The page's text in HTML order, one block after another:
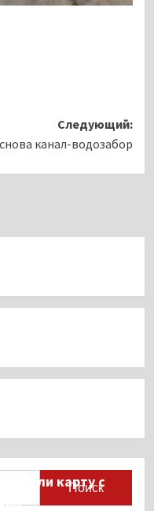
Следующий:
канал-водозабор
карту с